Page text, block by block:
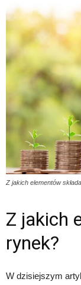
Z jakich elementów
Z jakich
rynek?
W dzisiejszym